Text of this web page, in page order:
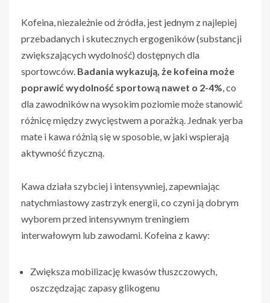
Kofeina, niezależnie od źródła, jest jednym z najlepiej
przebadanych i skutecznych ergogeników (substancji
zwiększających wydolność) dostępnych dla
sportowców. Badania wykazują, że kofeina może
poprawić wydolność sportową nawet o 2-4% , co
dla zawodników na wysokim poziomie może stanowić
różnicę między zwycięstwem a porażką. Jednak yerba
mate i kawa różnią się w sposobie, w jaki wspierają
aktywność fizyczną.
Kawa działa szybciej i intensywniej, zapewniając
natychmiastowy zastrzyk energii, co czyni ją dobrym
wyborem przed intensywnym treningiem
interwałowym lub zawodami. Kofeina z kawy:
Zwiększa mobilizację kwasów tłuszczowych,
oszczędzając zapasy glikogenu